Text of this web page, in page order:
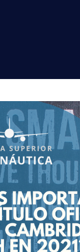
B2 de
estás a
curso que te
por el método